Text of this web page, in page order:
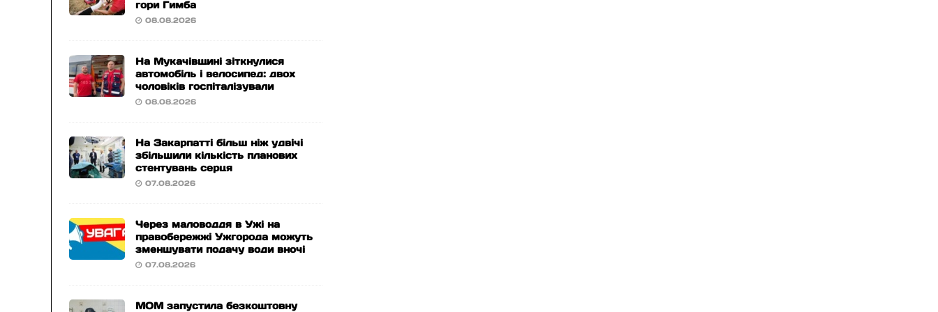
гори Гимба
08.08.2026
На Мукачівщині зіткнулися
автомобіль і велосипед: двох
чоловіків госпіталізували
08.08.2026
На Закарпатті більш ніж удвічі
збільшили кількість планових
стентувань серця
07.08.2026
Через маловоддя в Ужі на
правобережжі Ужгорода можуть
зменшувати подачу води вночі
07.08.2026
МОМ запустила безкоштовну